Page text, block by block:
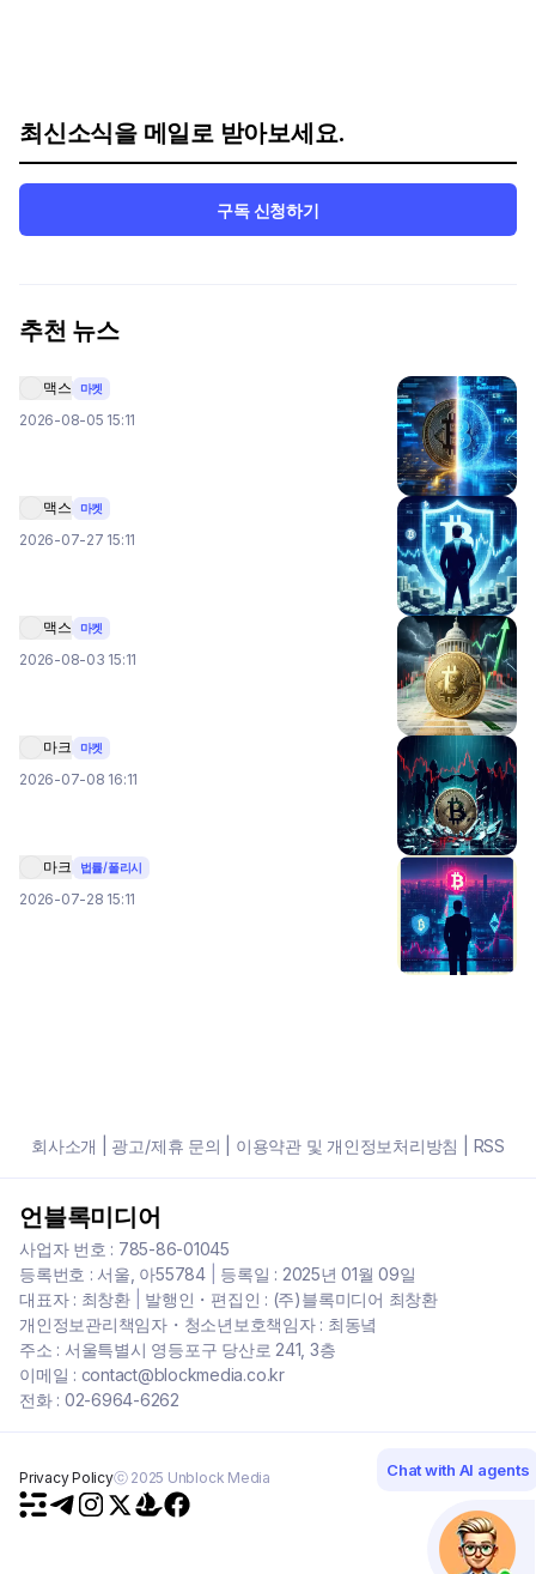
최신소식을 메일로 받아보세요.
구독 신청하기
추천 뉴스
맥스 마켓
2026-08-05 15:11
맥스 마켓
2026-07-27 15:11
맥스 마켓
2026-08-03 15:11
마크 마켓
2026-07-08 16:11
마크 법률/폴리시
2026-07-28 15:11
회사소개 광고/제휴 문의 이용약관 및 개인정보처리방침 RSS
언블록미디어
사업자 번호 : 785-86-01045
등록번호 : 서울, 아55784| 등록일 : 2025년 01월 09일
대표자 : 최창환| 발행인・편집인 : (주)블록미디어 최창환
개인정보관리책임자・청소년보호책임자 : 최동녘
주소 : 서울특별시 영등포구 당산로 241, 3층
이메일 : contact@blockmedia.co.kr
전화 : 02-6964-6262
Privacy Policyⓒ 2025 Unblock Media Chat with AI agents